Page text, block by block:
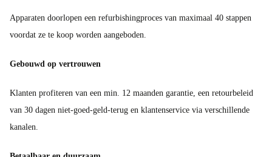
Apparaten doorlopen een refurbishingproces van maximaal 40 stappen
voordat ze te koop worden aangeboden.
Gebouwd op vertrouwen
Klanten profiteren van een min. 12 maanden garantie, een retourbeleid
van 30 dagen niet-goed-geld-terug en klantenservice via verschillende
kanalen.